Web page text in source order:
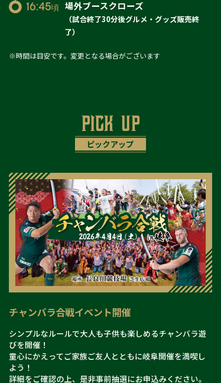
16:45頃 場外ブースクローズ
（試合終了30分後グルメ・グッズ販売終
了）
※時間は目安です。変更となる場合がございます
チャンバラ合戦イベント開催
シンプルなルールで大人も子供も楽しめるチャンバラ遊
びを開催！
童心にかえってご家族ご友人とともに岐阜開催を満喫し
よう！
詳細をご確認の上、是非事前抽選にお申込みください。